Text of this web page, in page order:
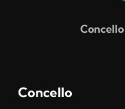
Concello